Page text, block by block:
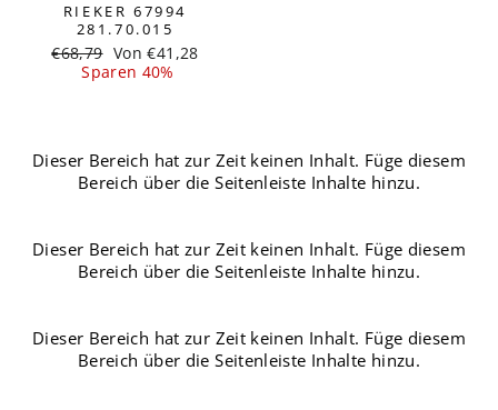
RIEKER 67994
281.70.015
Normaler
Preis
€68,79 Sonderpreis
Von €41,28
Sparen 40%
Dieser Bereich hat zur Zeit keinen Inhalt. Füge diesem
Bereich über die Seitenleiste Inhalte hinzu.
Dieser Bereich hat zur Zeit keinen Inhalt. Füge diesem
Bereich über die Seitenleiste Inhalte hinzu.
Dieser Bereich hat zur Zeit keinen Inhalt. Füge diesem
Bereich über die Seitenleiste Inhalte hinzu.